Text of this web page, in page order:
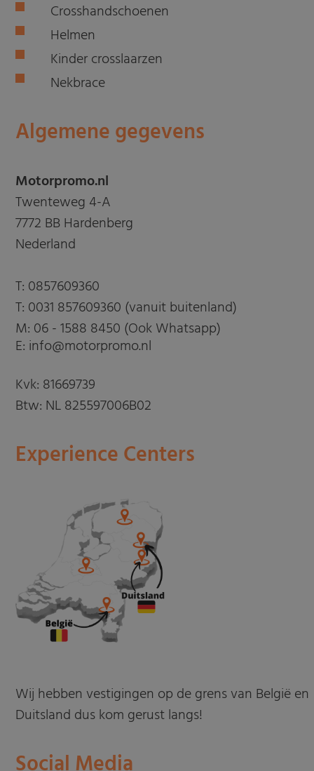
Crosshandschoenen
Helmen
Kinder crosslaarzen
Nekbrace
Algemene gegevens
Motorpromo.nl
Twenteweg 4-A
7772 BB Hardenberg
Nederland
T: 0857609360
T: 0031 857609360 (vanuit buitenland)
M: 06 - 1588 8450 (Ook Whatsapp)
E: info@motorpromo.nl
Kvk: 81669739
Btw: NL 825597006B02
Experience Centers
Wij hebben vestigingen op de grens van België en
Duitsland dus kom gerust langs!